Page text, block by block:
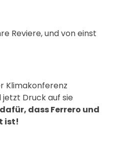
Reviere, und von einst
Klimakonferenz
Druck auf sie
dass Ferrero und
ist!